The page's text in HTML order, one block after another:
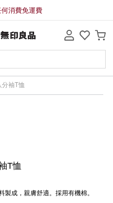
消費免運費
袖T恤
T恤
成，親膚舒適。採用有機棉。